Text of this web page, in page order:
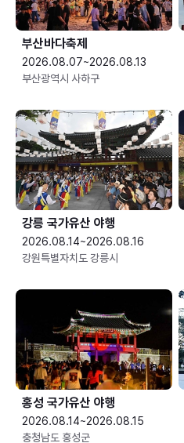
부산바다축제
2026.08.07~2026.08.13
부산광역시 사하구
강릉 국가유산 야행
2026.08.14~2026.08.16
강원특별자치도 강릉시
홍성 국가유산 야행
2026.08.14~2026.08.15
충청남도 홍성군